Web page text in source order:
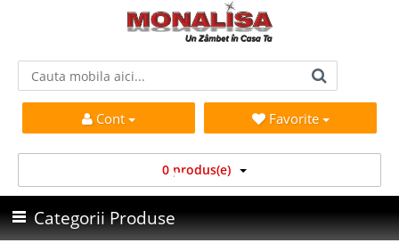
Cont Favorite
0 produs(e)
Categorii Produse